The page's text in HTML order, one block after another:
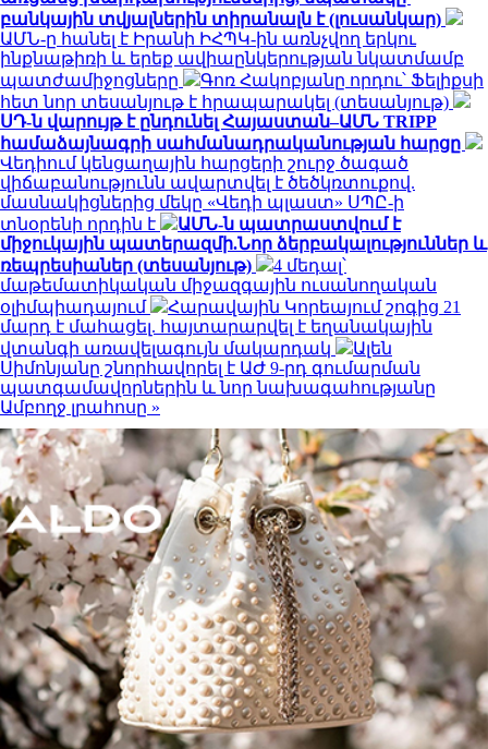
բանկային տվյալներին տիրանալն է (լուսանկար)
ԱՄՆ-ը հանել է Իրանի ԻՀՊԿ-ին առնչվող երկու
ինքնաթիռի և երեք ավիաընկերության նկատմամբ
պատժամիջոցները
Գոռ Հակոբյանը որդու՝ Ֆելիքսի
հետ նոր տեսանյութ է հրապարակել (տեսանյութ)
ՍԴ-ն վարույթ է ընդունել Հայաստան–ԱՄՆ TRIPP
համաձայնագրի սահմանադրականության հարցը
Վեդիում կենցաղային հարցերի շուրջ ծագած
վիճաբանությունն ավարտվել է ծեծկռտուքով.
մասնակիցներից մեկը «Վեդի պլաստ» ՍՊԸ-ի
տնօրենի որդին է
ԱՄՆ-ն պատրաստվում է
միջուկային պատերազմի.Նոր ձերբակալություններ և
ռեպրեսիաներ (տեսանյութ)
4 մեդալ՝
մաթեմատիկական միջազգային ուսանողական
օլիմպիադայում
Հարավային Կորեայում շոգից 21
մարդ է մահացել. հայտարարվել է եղանակային
վտանգի առավելագույն մակարդակ
Ալեն
Սիմոնյանը շնորհավորել է ԱԺ 9-րդ գումարման
պատգամավորներին և նոր նախագահությանը
Ամբողջ լրահոսը »